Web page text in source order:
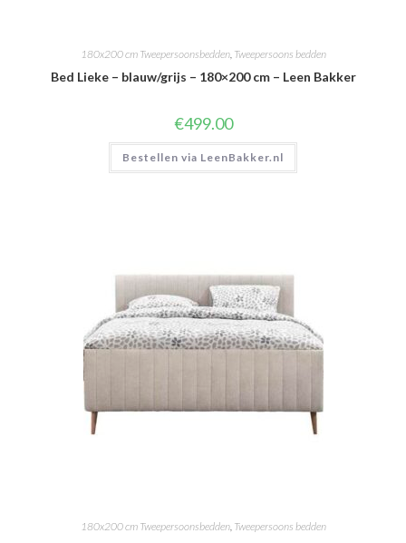
180x200 cm Tweepersoonsbedden, Tweepersoons bedden
Bed Lieke – blauw/grijs – 180×200 cm – Leen Bakker
€499.00
Bestellen via LeenBakker.nl
180x200 cm Tweepersoonsbedden, Tweepersoons bedden